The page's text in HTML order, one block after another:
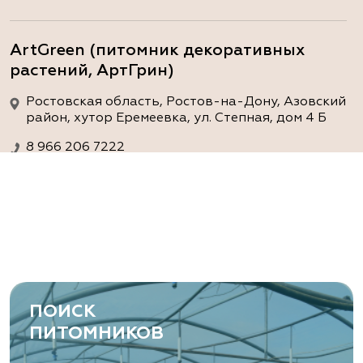
ArtGreen (питомник декоративных
растений, АртГрин)
Ростовская область, Ростов-на-Дону, Азовский
район, хутор Еремеевка, ул. Степная, дом 4 Б
8 966 206 7222
Ростовская область, Ростов-на-Дону,
Левобережная ул, дом № 37
8 966 206 7222
www.art-green.ru
ПОИСК
ПИТОМНИКОВ